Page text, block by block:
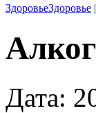
ЗдоровьеЗдоровье |
Дата: